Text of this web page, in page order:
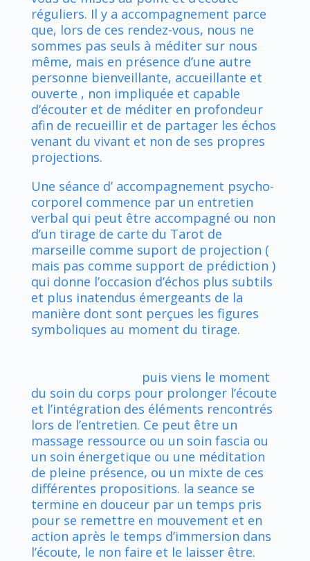
réguliers. Il y a accompagnement parce
que, lors de ces rendez-vous, nous ne
sommes pas seuls à méditer sur nous
même, mais en présence d’une autre
personne bienveillante, accueillante et
ouverte , non impliquée et capable
d’écouter et de méditer en profondeur
afin de recueillir et de partager les échos
venant du vivant et non de ses propres
projections.
Une séance d’ accompagnement psycho-
corporel commence par un entretien
verbal qui peut être accompagné ou non
d’un tirage de carte du Tarot de
marseille comme suport de projection (
mais pas comme support de prédiction )
qui donne l’occasion d’échos plus subtils
et plus inatendus émergeants de la
manière dont sont perçues les figures
symboliques au moment du tirage.
puis viens le moment
du soin du corps pour prolonger l’écoute
et l’intégration des éléments rencontrés
lors de l’entretien. Ce peut être un
massage ressource ou un soin fascia ou
un soin énergetique ou une méditation
de pleine présence, ou un mixte de ces
différentes propositions. la seance se
termine en douceur par un temps pris
pour se remettre en mouvement et en
action après le temps d’immersion dans
l’écoute, le non faire et le laisser être.